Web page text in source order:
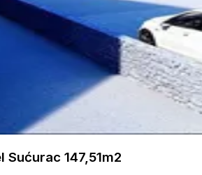
Sućurac 147,51m2